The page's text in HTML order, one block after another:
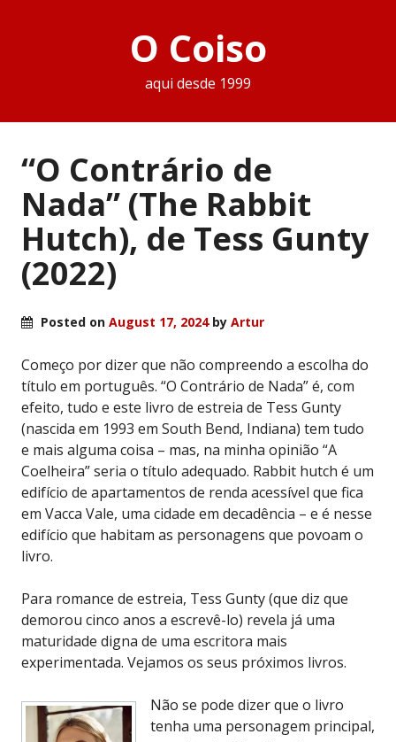
O Coiso
aqui desde 1999
“O Contrário de
Nada” (The Rabbit
Hutch), de Tess Gunty
(2022)
Posted on August 17, 2024by Artur
Começo por dizer que não compreendo a escolha do
título em português. “O Contrário de Nada” é, com
efeito, tudo e este livro de estreia de Tess Gunty
(nascida em 1993 em South Bend, Indiana) tem tudo
e mais alguma coisa – mas, na minha opinião “A
Coelheira” seria o título adequado. Rabbit hutch é um
edifício de apartamentos de renda acessível que fica
em Vacca Vale, uma cidade em decadência – e é nesse
edifício que habitam as personagens que povoam o
livro.
Para romance de estreia, Tess Gunty (que diz que
demorou cinco anos a escrevê-lo) revela já uma
maturidade digna de uma escritora mais
experimentada. Vejamos os seus próximos livros.
Não se pode dizer que o livro
tenha uma personagem principal,